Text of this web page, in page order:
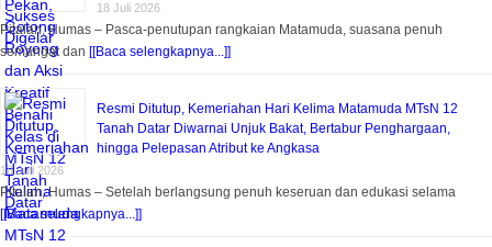
18 Juli 2026
Pitalah, Humas – Pasca-penutupan rangkaian Matamuda, suasana penuh
semangat dan [[Baca selengkapnya...]]
Resmi Ditutup, Kemeriahan Hari Kelima Matamuda MTsN 12
Tanah Datar Diwarnai Unjuk Bakat, Bertabur Penghargaan,
hingga Pelepasan Atribut ke Angkasa
18 Juli 2026
Pitalah, Humas – Setelah berlangsung penuh keseruan dan edukasi selama
[[Baca selengkapnya...]]